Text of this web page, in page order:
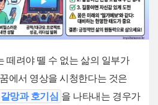
떼려야 뗄 수 없는 삶의 일부가
에서 영상을 시청한다는 것은
망과 호기심 을 나타내는 경우가